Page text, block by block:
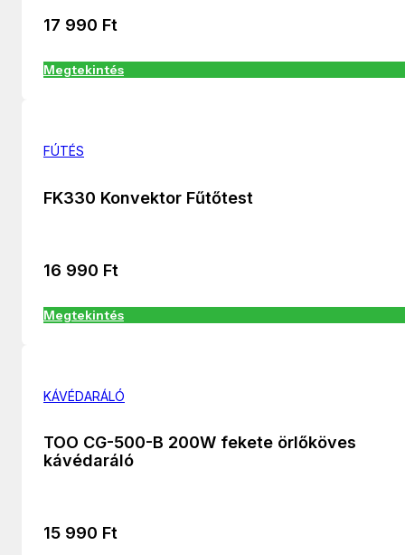
17 990 Ft
Megtekintés
FÚTÉS
FK330 Konvektor Fűtőtest
16 990 Ft
Megtekintés
KÁVÉDARÁLÓ
TOO CG-500-B 200W fekete örlőköves
kávédaráló
15 990 Ft